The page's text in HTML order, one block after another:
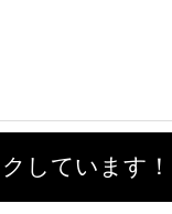
しています！